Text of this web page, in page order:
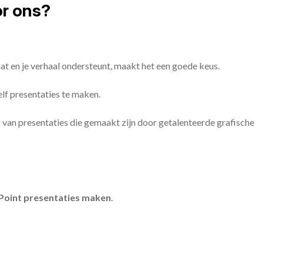
ons?
en je verhaal ondersteunt, maakt het een goede keus.
presentaties te maken.
presentaties die gemaakt zijn door getalenteerde grafische
presentaties maken.